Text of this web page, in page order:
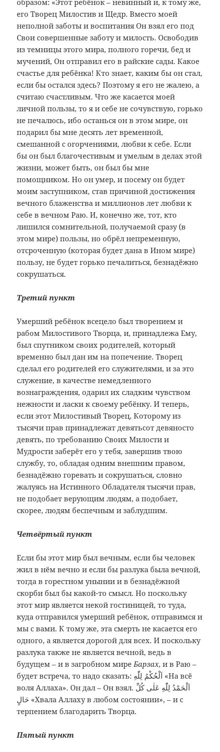
образом: «Этот ребёнок – невинный и, к тому же,
его Творец Милостив и Щедр. Вместо моей
неполной заботы и воспитания Он взял его под
Свои совершенные заботу и милость. Освободив
из темницы этого мира, полного горечи, бед и
мучений, Он отправил его в райские сады. Какое
счастье для ребёнка! Кто знает, каким бы он стал,
если бы остался здесь? Поэтому я его не жалею, а
считаю счастливым. Что же касается моей
личной пользы, то я и себе не сочувствую, горько
не печалюсь, ибо останься он в этом мире, он
подарил бы мне десять лет временной,
смешанной с огорчениями, любви к себе. Если
бы он был благочестивым и умелым в делах этой
жизни, может быть, он был бы мне
помощником. Но он умер, и посему он будет
моим заступником, став причиной достижения
вечного блаженства и миллионов лет любви к
себе в вечном Раю. И, конечно же, тот, кто
лишился сомнительной, получаемой сразу (в
этом мире) пользы, но обрёл непременную,
отсроченную (которая будет дана в Ином мире)
пользу, не будет горько печалиться, безнадёжно
сокрушаться.
Третий пункт
Умерший ребёнок всецело был творением и
рабом Милостивого Творца, и, принадлежа Ему,
был спутником своих родителей, который
временно был дан им на попечение. Творец
сделал его родителей его служителями, и за это
служение, в качестве немедленного
вознаграждения, одарил их сладким чувством
нежности и ласки к своему ребёнку. И теперь,
если этот Милостивый Творец, Которому из
тысячи прав принадлежат девятьсот девяносто
девять, по требованию Своих Милости и
Мудрости заберёт его у тебя, завершив твою
службу, то, обладая одним внешним правом,
безнадёжно горевать и сокрушаться, словно
жалуясь на Истинного Обладателя тысячи прав,
не подобает верующим людям, а подобает,
скорее, людям беспечным и заблудшим.
Четвёртый пункт
Если бы этот мир был вечным, если бы человек
жил в нём вечно и если бы разлука была вечной,
тогда в горестном унынии и в безнадёжной
скорби был бы какой-то смысл. Но поскольку
этот мир является некой гостиницей, то туда,
куда отправился умерший ребёнок, отправимся и
мы с вами. К тому же, эта смерть не касается его
одного, а является дорогой для всех. И поскольку
разлука также не является вечной, ведь в
будущем – и в загробном миреБарзах, и в Раю –
будет встреча, то надо сказать: اَلْحُكْمُ لِلّٰهِ «На всё
воля Аллаха». Он дал – Он взял. اَلْحَمْدُ لِلّٰهِ عَلٰى كُلِّ
حَالٍ‌ «Хвала Аллаху в любом состоянии», – и с
терпением благодарить Творца.
Пятый пункт